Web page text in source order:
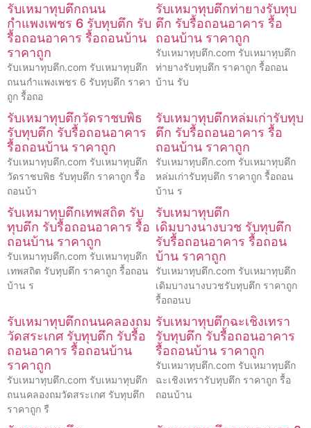
รับเหมาทุบตึกถนน
กำแพงเพชร 6 รับทุบตึก รับ
รื้อถอนอาคาร รื้อถอนบ้าน
ราคาถูก
รับเหมาทุบตึก.com รับเหมาทุบตึก
ถนนกำแพงเพชร 6 รับทุบตึก ราคา
ถูก รื้อถอ
รับเหมาทุบตึกท่ายางรับทุบ
ตึก รับรื้อถอนอาคาร รื้อ
ถอนบ้าน ราคาถูก
รับเหมาทุบตึก.com รับเหมาทุบตึก
ท่ายางรับทุบตึก ราคาถูก รื้อถอน
บ้าน รับ
รับเหมาทุบตึกวัดราชบพิธ
รับทุบตึก รับรื้อถอนอาคาร
รื้อถอนบ้าน ราคาถูก
รับเหมาทุบตึก.com รับเหมาทุบตึก
วัดราชบพิธ รับทุบตึก ราคาถูก รื้อ
ถอนบ้า
รับเหมาทุบตึกหล่มเก่ารับทุบ
ตึก รับรื้อถอนอาคาร รื้อ
ถอนบ้าน ราคาถูก
รับเหมาทุบตึก.com รับเหมาทุบตึก
หล่มเก่ารับทุบตึก ราคาถูก รื้อถอน
บ้าน ร
รับเหมาทุบตึกเทพสถิต รับ
ทุบตึก รับรื้อถอนอาคาร รื้อ
ถอนบ้าน ราคาถูก
รับเหมาทุบตึก.com รับเหมาทุบตึก
เทพสถิต รับทุบตึก ราคาถูก รื้อถอน
บ้าน ร
รับเหมาทุบตึก
เดิมบางนางบวช รับทุบตึก
รับรื้อถอนอาคาร รื้อถอน
บ้าน ราคาถูก
รับเหมาทุบตึก.com รับเหมาทุบตึก
เดิมบางนางบวชรับทุบตึก ราคาถูก
รื้อถอนบ
รับเหมาทุบตึกถนนคลองถม
วัดสระเกศ รับทุบตึก รับรื้อ
ถอนอาคาร รื้อถอนบ้าน
ราคาถูก
รับเหมาทุบตึก.com รับเหมาทุบตึก
ถนนคลองถมวัดสระเกศ รับทุบตึก
ราคาถูก รื
รับเหมาทุบตึกฉะเชิงเทรา
รับทุบตึก รับรื้อถอนอาคาร
รื้อถอนบ้าน ราคาถูก
รับเหมาทุบตึก.com รับเหมาทุบตึก
ฉะเชิงเทรารับทุบตึก ราคาถูก รื้อ
ถอนบ้าน